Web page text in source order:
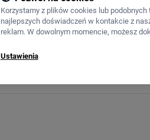
Korzystamy z plików cookies lub
najlepszych doświadczeń w kontakcie z
reklam. W dowolnym momencie, możesz
Ustawienia